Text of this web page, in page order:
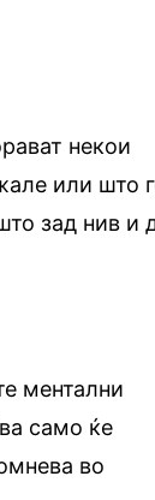
некои
или што
зад нив и
ментални
само ќе
во